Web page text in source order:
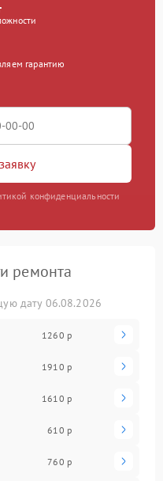
гарантию
конфиденциальности
ремонта
дату 06.08.2026
1260 р
1910 р
1610 р
610 р
760 р